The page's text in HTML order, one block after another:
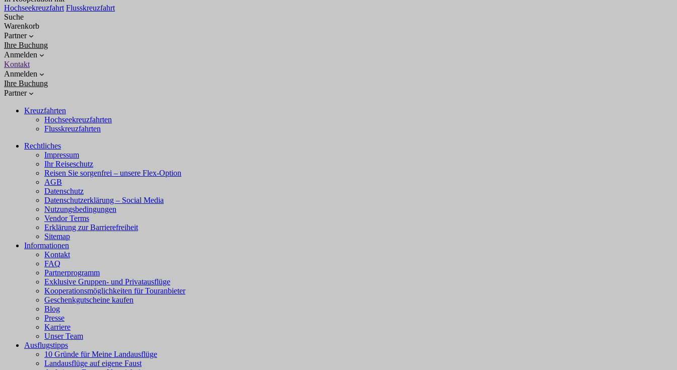
Hochseekreuzfahrt Flusskreuzfahrt
Suche
Warenkorb
Partner
Ihre Buchung
Anmelden
Kontakt
Anmelden
Ihre Buchung
Partner
Kreuzfahrten
Hochseekreuzfahrten
Flusskreuzfahrten
Rechtliches
Impressum
Ihr Reiseschutz
Reisen Sie sorgenfrei – unsere Flex-Option
AGB
Datenschutz
Datenschutzerklärung – Social Media
Nutzungsbedingungen
Vendor Terms
Erklärung zur Barrierefreiheit
Sitemap
Informationen
Kontakt
FAQ
Partnerprogramm
Exklusive Gruppen- und Privatausflüge
Kooperationsmöglichkeiten für Touranbieter
Geschenkgutscheine kaufen
Blog
Presse
Karriere
Unser Team
Ausflugstipps
10 Gründe für Meine Landausflüge
Landausflüge auf eigene Faust